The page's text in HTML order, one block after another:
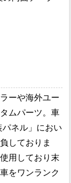
ーや海外ユー
ムパーツ。車
ネル」におい
しておりま
用しており末
をワンランク